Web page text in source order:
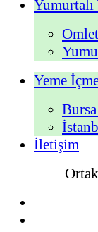
Yumurtalı
Yeme
İletişim